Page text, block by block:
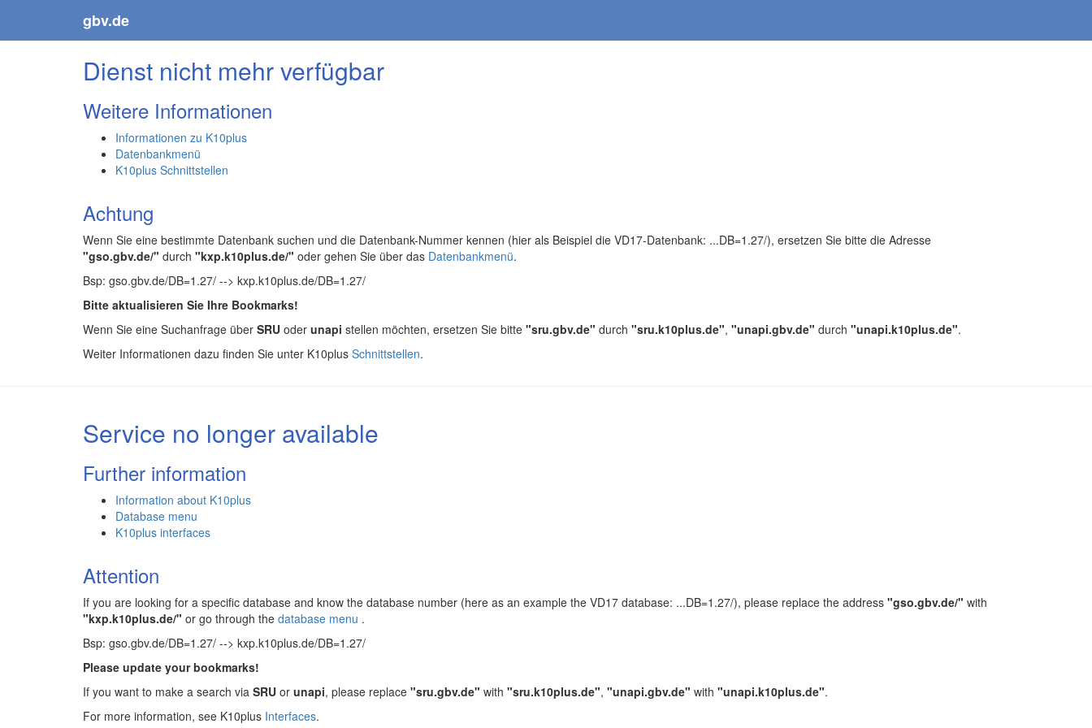
gbv.de
Dienst nicht mehr verfügbar
Weitere Informationen
Informationen zu K10plus
Datenbankmenü
K10plus Schnittstellen
Achtung
Wenn Sie eine bestimmte Datenbank suchen und die Datenbank-Nummer kennen (hier als Beispiel die VD17-Datenbank: ...DB=1.27/), ersetzen Sie bitte die Adresse
"gso.gbv.de/" durch "kxp.k10plus.de/" oder gehen Sie über das Datenbankmenü.
Bsp: gso.gbv.de/DB=1.27/ --> kxp.k10plus.de/DB=1.27/
Bitte aktualisieren Sie Ihre Bookmarks!
Wenn Sie eine Suchanfrage über SRU oder unapi stellen möchten, ersetzen Sie bitte "sru.gbv.de" durch "sru.k10plus.de", "unapi.gbv.de" durch "unapi.k10plus.de".
Weiter Informationen dazu finden Sie unter K10plus Schnittstellen.
Service no longer available
Further information
Information about K10plus
Database menu
K10plus interfaces
Attention
If you are looking for a specific database and know the database number (here as an example the VD17 database: ...DB=1.27/), please replace the address "gso.gbv.de/" with
"kxp.k10plus.de/" or go through the database menu .
Bsp: gso.gbv.de/DB=1.27/ --> kxp.k10plus.de/DB=1.27/
Please update your bookmarks!
If you want to make a search via SRU or unapi, please replace "sru.gbv.de" with "sru.k10plus.de", "unapi.gbv.de" with "unapi.k10plus.de".
For more information, see K10plus Interfaces.